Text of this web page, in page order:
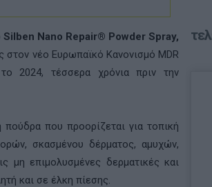
Silben Nano Repair® Powder Spray,
νέο Ευρωπαϊκό Κανονισμό MDR
2024, τέσσερα χρόνια πριν την
πούδρα που προορίζεται για τοπική
σκασμένου δέρματος, αμυχών,
μη επιμολυσμένες δερματικές και
και σε έλκη πίεσης.